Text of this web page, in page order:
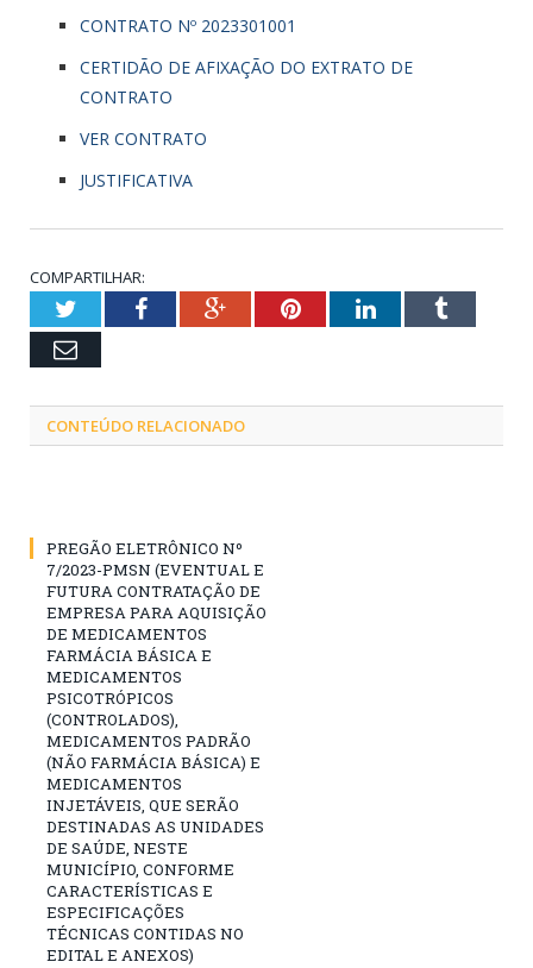
CONTRATO Nº 2023301001
CERTIDÃO DE AFIXAÇÃO DO EXTRATO DE
CONTRATO
VER CONTRATO
JUSTIFICATIVA
COMPARTILHAR:
TwitterFacebookGoogle+PinterestLinkedInTumblr
Email
CONTEÚDO RELACIONADO
PREGÃO ELETRÔNICO Nº
7/2023-PMSN (EVENTUAL E
FUTURA CONTRATAÇÃO DE
EMPRESA PARA AQUISIÇÃO
DE MEDICAMENTOS
FARMÁCIA BÁSICA E
MEDICAMENTOS
PSICOTRÓPICOS
(CONTROLADOS),
MEDICAMENTOS PADRÃO
(NÃO FARMÁCIA BÁSICA) E
MEDICAMENTOS
INJETÁVEIS, QUE SERÃO
DESTINADAS AS UNIDADES
DE SAÚDE, NESTE
MUNICÍPIO, CONFORME
CARACTERÍSTICAS E
ESPECIFICAÇÕES
TÉCNICAS CONTIDAS NO
EDITAL E ANEXOS)